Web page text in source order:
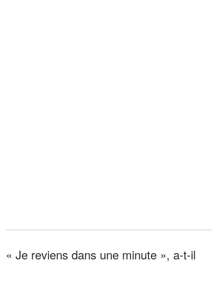
« Je reviens dans une minute », a-t-il